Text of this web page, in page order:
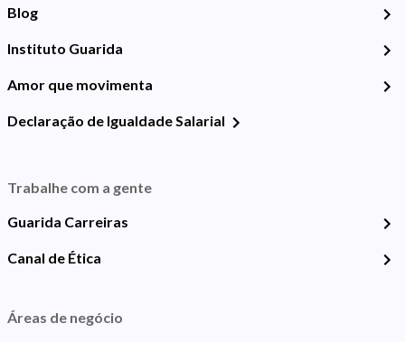
Blog
Instituto Guarida
Amor que movimenta
Declaração de Igualdade Salarial
Trabalhe com a gente
Guarida Carreiras
Canal de Ética
Áreas de negócio